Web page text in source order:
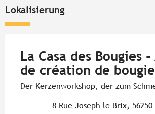
Lokalisierung
La Casa des Bougies
de création de
Der Kerzenworkshop, der zum
8 Rue Joseph le Brix, 56250